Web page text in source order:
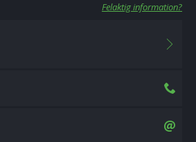
Felaktig information?